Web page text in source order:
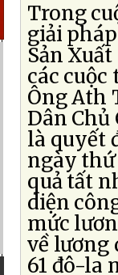
Trong
giải
Sản
các cuộc
Ông Ath
Dân
là quyết
ngày thứ
quả tất
diện
mức
về lương
61 đô-la